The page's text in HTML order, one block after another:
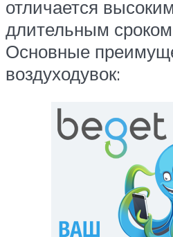
отличается
длительным
Основные
воздуходувок: